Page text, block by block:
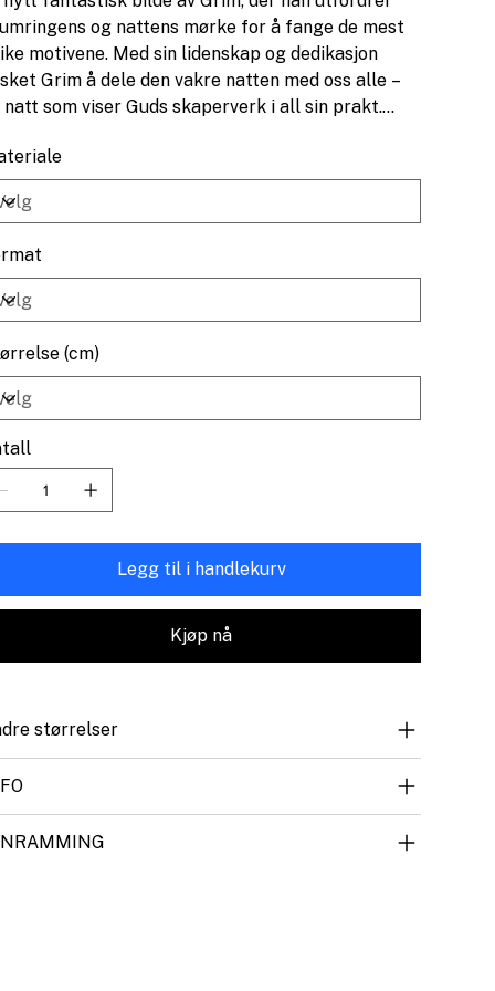
og nattens mørke for å fange de mest
motivene. Med sin lidenskap og dedikasjon
Grim å dele den vakre natten med oss alle –
natt som viser Guds skaperverk i all sin prakt.
og en påminnelse om at selv i mørket
det lys og magi for oss å nyte.
(cm)
Legg til i handlekurv
Kjøp nå
størrelser